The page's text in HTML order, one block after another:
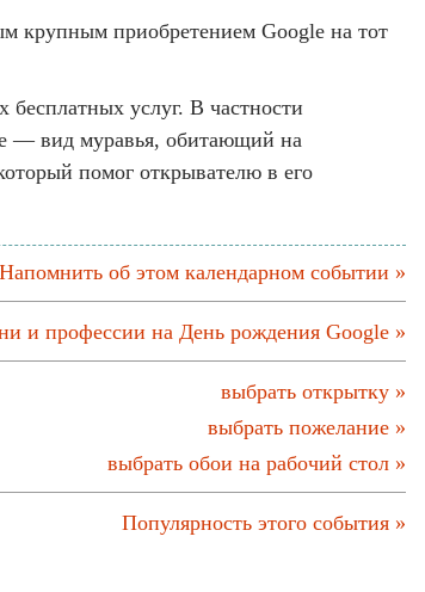
крупным приобретением Google на тот
услуг. В частности
— вид муравья, обитающий на
помог открывателю в его
Напомнить об этом календарном событии »
и профессии на День рождения Google »
выбрать открытку »
выбрать пожелание »
выбрать обои на рабочий стол »
Популярность этого события »